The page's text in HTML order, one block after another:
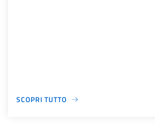
SCOPRI TUTTO